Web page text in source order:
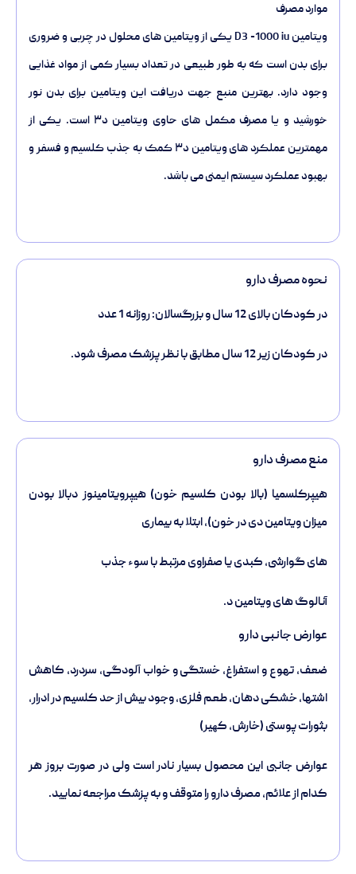
موارد مصرف
ویتامین D3 -1000 iu یکی از ویتامین های محلول در چربی و ضروری
برای بدن است که به طور طبیعی در تعداد بسیار کمی از مواد غذایی
وجود دارد. بهترین منبع جهت دریافت این ویتامین برای بدن نور
خورشید و یا مصرف مکمل های حاوی ویتامین د۳ است. یکی از
مهمترین عملکرد های ویتامین د۳ کمک به جذب کلسیم و فسفر و
بهبود عملکرد سیستم ایمنی می باشد.
نحوه مصرف دارو
در کودکان بالای 12 سال و بزرگسالان: روزانه 1 عدد
در کودکان زیر 12 سال مطابق با نظر پزشک مصرف شود.
منع مصرف دارو
هیپرکلسميا (بالا بودن کلسیم خون) هیپرويتامینوز دبالا بودن
میزان ویتامین دی در خون)، ابتلا به بیماری
های گوارشی، کبدی یا صفراوی مرتبط با سوء جذب
آنالوگ های ویتامین د.
عوارض جانبی دارو
ضعف، تهوع و استفراغ، خستگی و خواب آلودگی، سردرد، کاهش
اشتها، خشکی دهان، طعم فلزی، وجود بیش از حد کلسیم در ادرار،
بثورات پوستی (خارش، کھیر)
عوارض جانبی این محصول بسیار نادر است ولی در صورت بروز هر
کدام از علائم، مصرف دارو را متوقف و به پزشک مراجعه نمایید.